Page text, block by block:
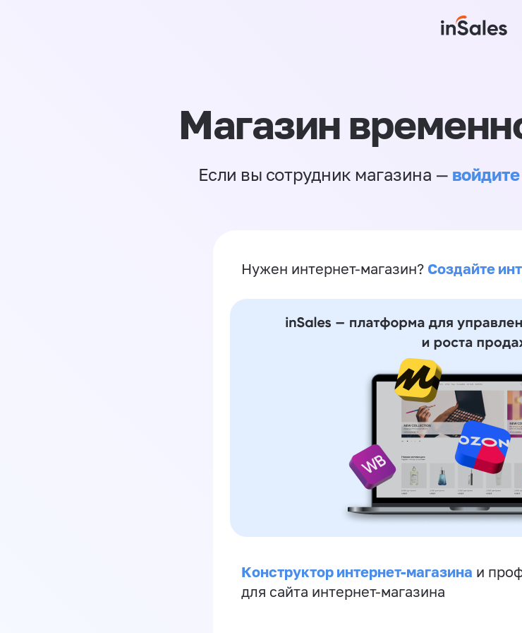
Магазин
Если вы сотрудник магазина —
Нужен интернет-магазин? Создайте
Конструктор интернет-магазина и
для сайта интернет-магазина